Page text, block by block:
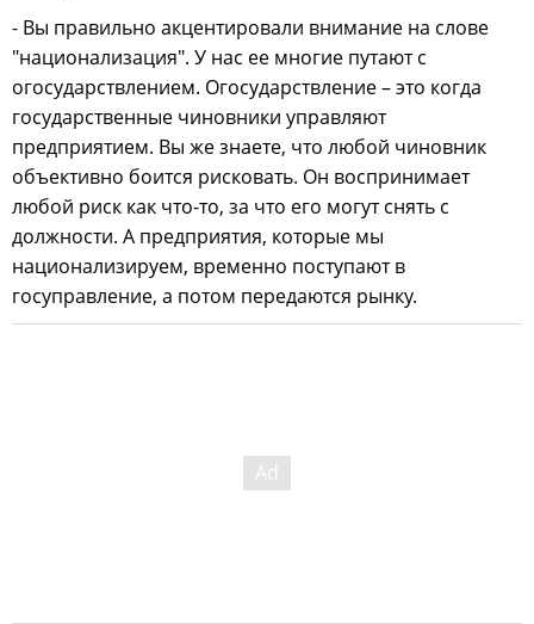
- Вы правильно акцентировали внимание на слове
"национализация". У нас ее многие путают с
огосударствлением. Огосударствление – это когда
государственные чиновники управляют
предприятием. Вы же знаете, что любой чиновник
объективно боится рисковать. Он воспринимает
любой риск как что-то, за что его могут снять с
должности. А предприятия, которые мы
национализируем, временно поступают в
госуправление, а потом передаются рынку.